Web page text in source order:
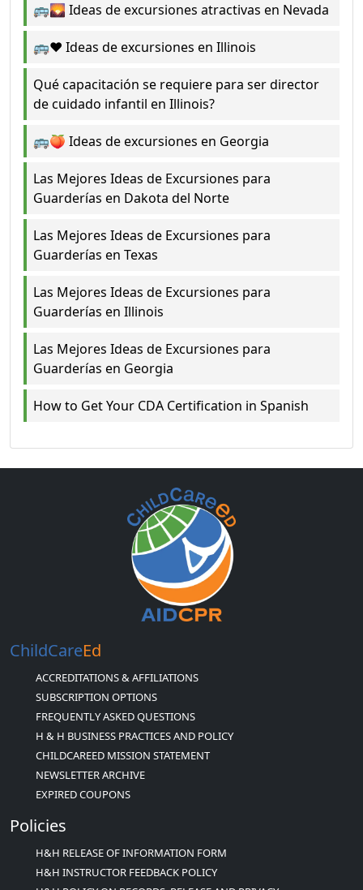
🚌🌄 Ideas de excursiones atractivas en Nevada
🚌❤️ Ideas de excursiones en Illinois
Qué capacitación se requiere para ser director
de cuidado infantil en Illinois?
🚌🍑 Ideas de excursiones en Georgia
Las Mejores Ideas de Excursiones para
Guarderías en Dakota del Norte
Las Mejores Ideas de Excursiones para
Guarderías en Texas
Las Mejores Ideas de Excursiones para
Guarderías en Illinois
Las Mejores Ideas de Excursiones para
Guarderías en Georgia
How to Get Your CDA Certification in Spanish
ChildCareEd
ACCREDITATIONS & AFFILIATIONS
SUBSCRIPTION OPTIONS
FREQUENTLY ASKED QUESTIONS
H & H BUSINESS PRACTICES AND POLICY
CHILDCAREED MISSION STATEMENT
NEWSLETTER ARCHIVE
EXPIRED COUPONS
Policies
H&H RELEASE OF INFORMATION FORM
H&H INSTRUCTOR FEEDBACK POLICY